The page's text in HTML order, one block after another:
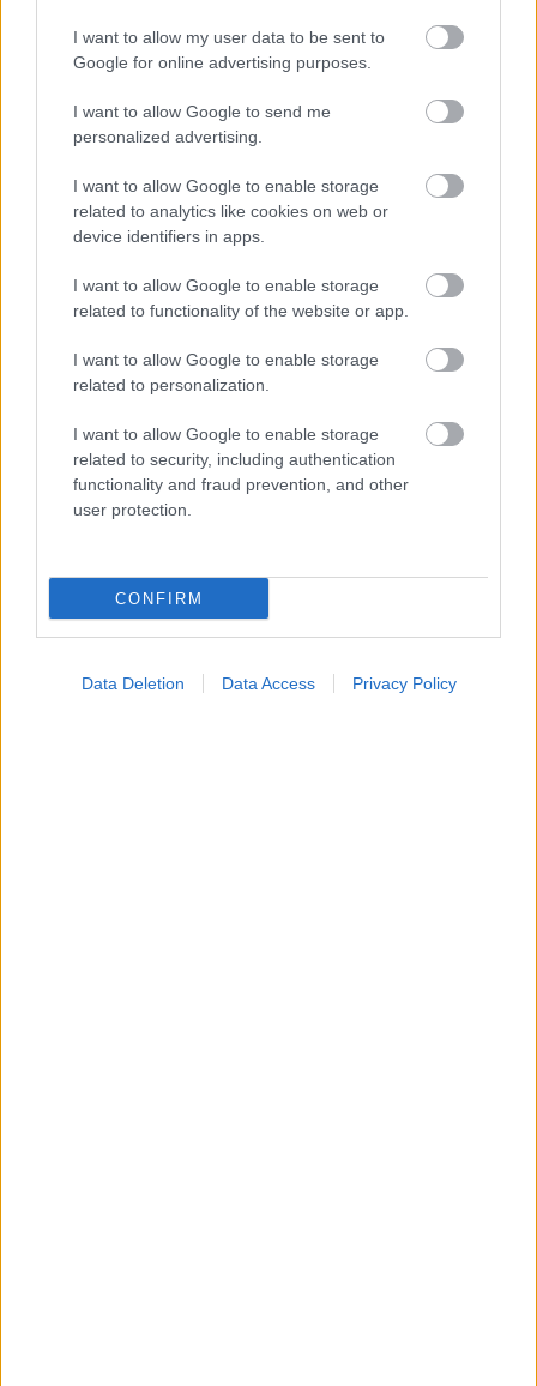
I want to allow my user data to be sent to
Google for online advertising purposes.
I want to allow Google to send me
personalized advertising.
I want to allow Google to enable storage
related to analytics like cookies on web or
device identifiers in apps.
I want to allow Google to enable storage
related to functionality of the website or app.
I want to allow Google to enable storage
related to personalization.
I want to allow Google to enable storage
related to security, including authentication
functionality and fraud prevention, and other
user protection.
CONFIRM
Data Deletion Data Access Privacy Policy
Προσθήκη Σχολίου